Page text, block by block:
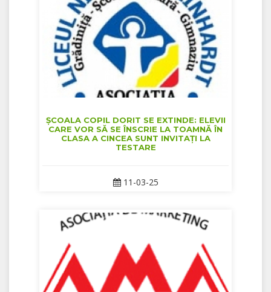
ȘCOALA COPIL DORIT SE EXTINDE: ELEVII
CARE VOR SĂ SE ÎNSCRIE LA TOAMNĂ ÎN
CLASA A CINCEA SUNT INVITAȚI LA
TESTARE
11-03-25